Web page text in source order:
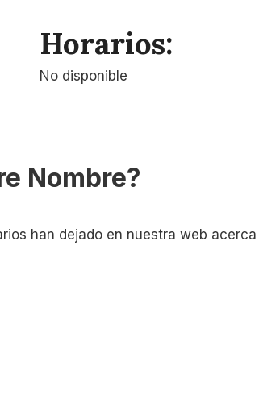
Horarios:
No disponible
Nombre?
han dejado en nuestra web